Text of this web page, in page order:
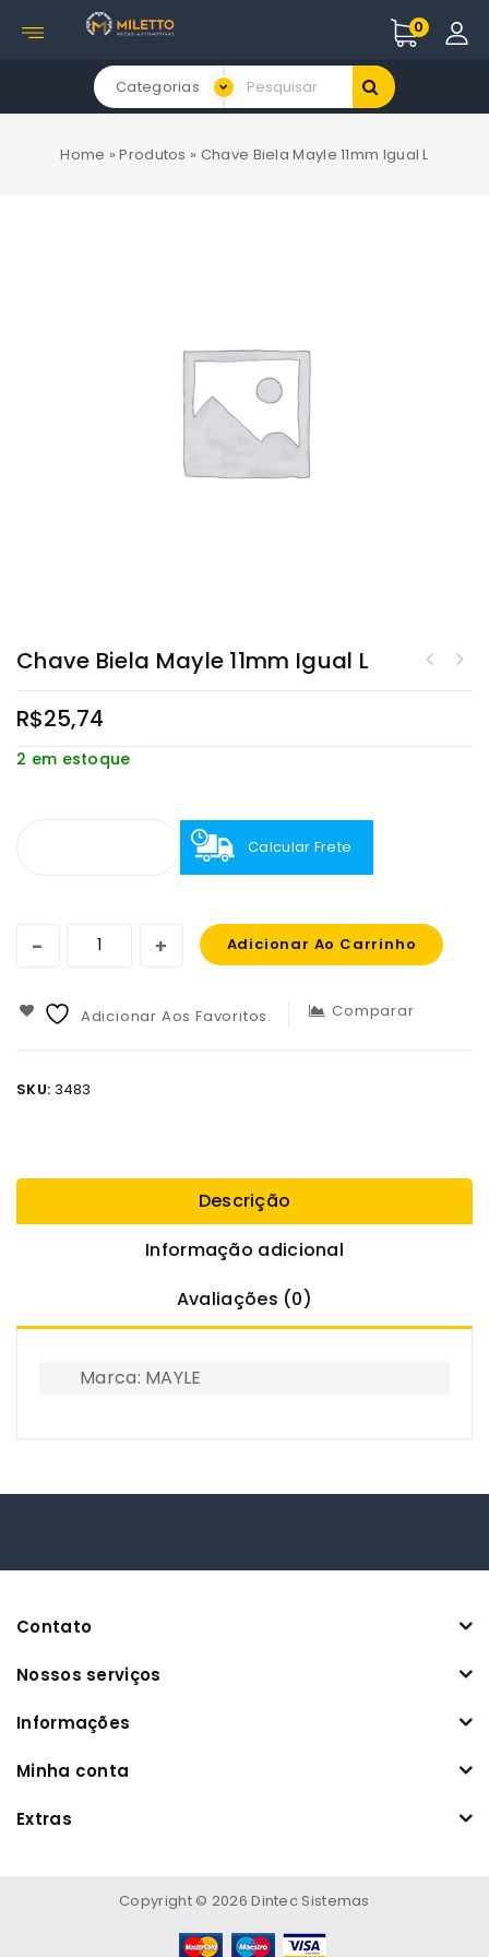
0
Categorias
Home »Produtos » Chave Biela Mayle 11mm Igual L
Chave Biela Mayle 11mm Igual L
R$25,74
2 em estoque
Calcular Frete
Adicionar Ao Carrinho
Adicionar Aos Favoritos. Comparar
SKU: 3483
Descrição
Informação adicional
Avaliações (0)
Marca: MAYLE
Contato
Nossos serviços
Informações
Minha conta
Extras
Copyright © 2026 Dintec Sistemas